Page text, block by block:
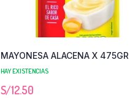
MAYONESA ALACENA X 475GR
HAY EXISTENCIAS
S/12.50